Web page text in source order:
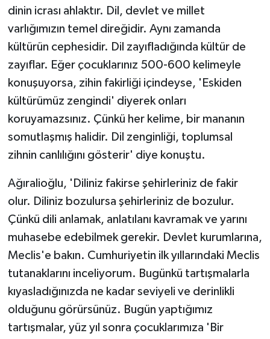
dinin icrası ahlaktır. Dil, devlet ve millet
varlığımızın temel direğidir. Aynı zamanda
kültürün cephesidir. Dil zayıfladığında kültür de
zayıflar. Eğer çocuklarınız 500-600 kelimeyle
konuşuyorsa, zihin fakirliği içindeyse, 'Eskiden
kültürümüz zengindi' diyerek onları
koruyamazsınız. Çünkü her kelime, bir mananın
somutlaşmış halidir. Dil zenginliği, toplumsal
zihnin canlılığını gösterir' diye konuştu.
Ağıralioğlu, 'Diliniz fakirse şehirleriniz de fakir
olur. Diliniz bozulursa şehirleriniz de bozulur.
Çünkü dili anlamak, anlatılanı kavramak ve yarını
muhasebe edebilmek gerekir. Devlet kurumlarına,
Meclis'e bakın. Cumhuriyetin ilk yıllarındaki Meclis
tutanaklarını inceliyorum. Bugünkü tartışmalarla
kıyasladığınızda ne kadar seviyeli ve derinlikli
olduğunu görürsünüz. Bugün yaptığımız
tartışmalar, yüz yıl sonra çocuklarımıza 'Bir